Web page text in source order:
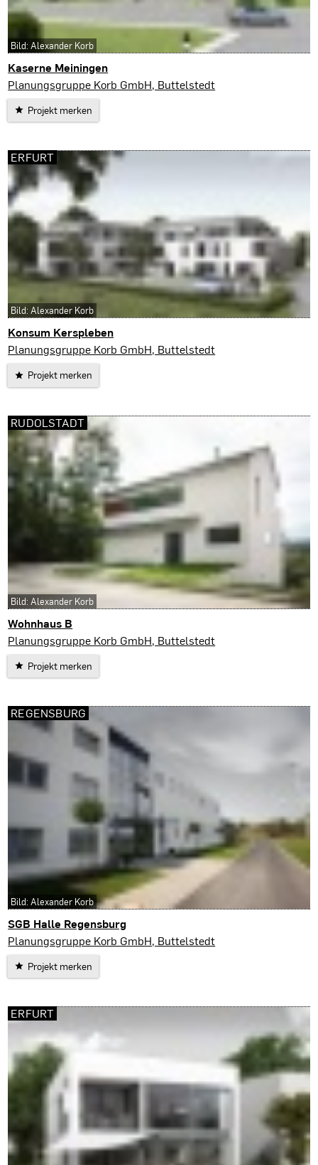
Kaserne Meiningen
Meiningen
Planungsgruppe Korb GmbH, Buttelstedt
Projekt merken
Bild: Alexander Korb
Konsum Kerspleben
Erfurt
Planungsgruppe Korb GmbH, Buttelstedt
Projekt merken
ERFURT
Bild: Alexander Korb
Wohnhaus B
Rudolstadt
Planungsgruppe Korb GmbH, Buttelstedt
Projekt merken
RUDOLSTADT
Bild: Alexander Korb
SGB Halle Regensburg
Regensburg
Planungsgruppe Korb GmbH, Buttelstedt
Projekt merken
REGENSBURG
Bild: Alexander Korb
ERFURT